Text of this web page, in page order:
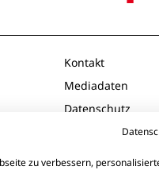
Kontakt
Mediadaten
Datenschutz
Impressum
zu verbessern,